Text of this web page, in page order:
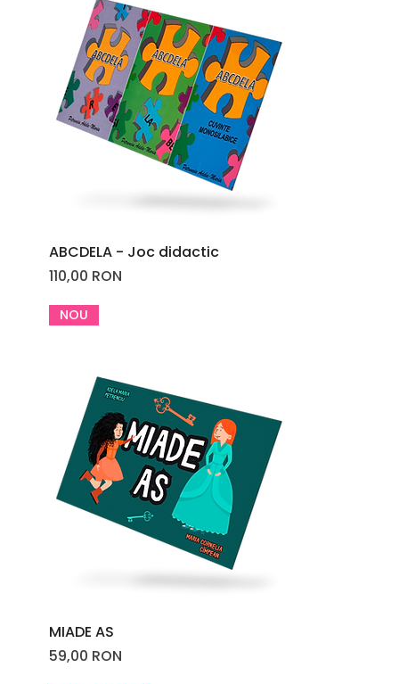
ABCDELA - Joc didactic
Price
110,00 RON
NOU
MIADE AS
Price
59,00 RON